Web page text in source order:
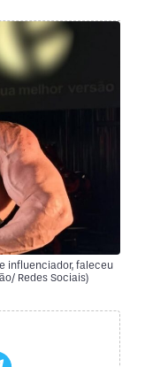
influenciador, faleceu
Redes Sociais)